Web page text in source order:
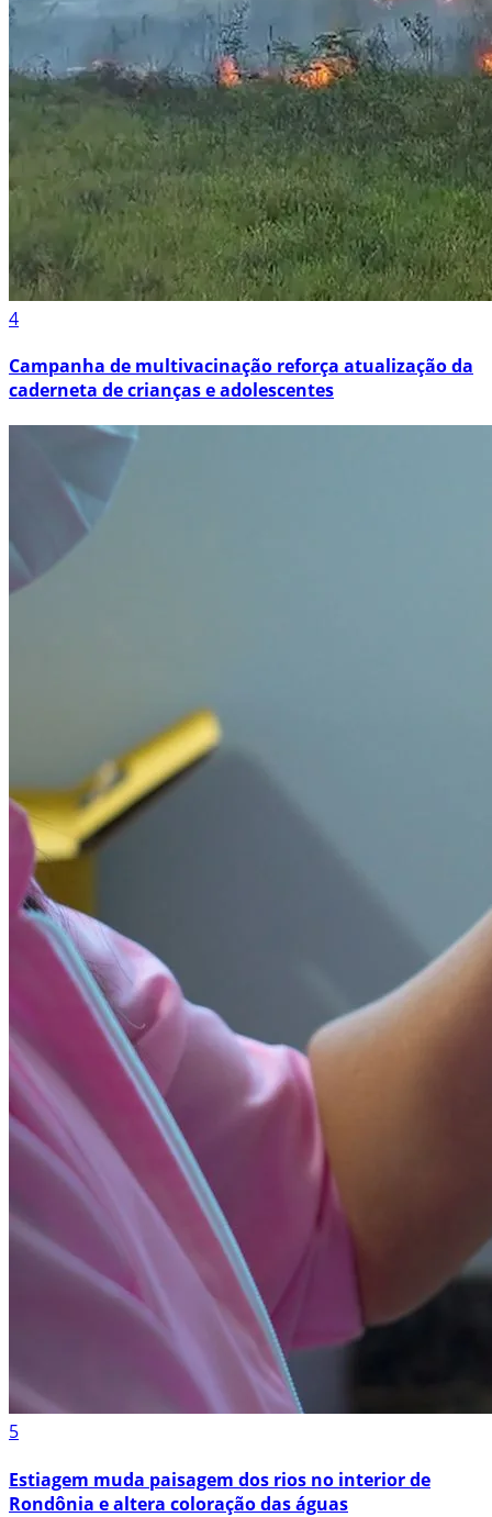
4
Campanha de multivacinação reforça atualização da
caderneta de crianças e adolescentes
5
Estiagem muda paisagem dos rios no interior de
Rondônia e altera coloração das águas